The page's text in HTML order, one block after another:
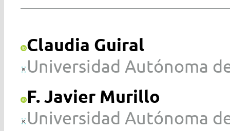
Claudia Guiral
Universidad Autónoma
F. Javier Murillo
Universidad Autónoma